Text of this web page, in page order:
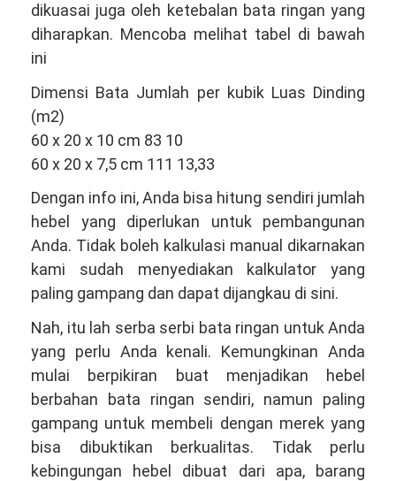
dikuasai juga oleh ketebalan bata ringan yang
diharapkan. Mencoba melihat tabel di bawah
ini
Dimensi Bata Jumlah per kubik Luas Dinding
(m2)
60 x 20 x 10 cm 83 10
60 x 20 x 7,5 cm 111 13,33
Dengan info ini, Anda bisa hitung sendiri jumlah
hebel yang diperlukan untuk pembangunan
Anda. Tidak boleh kalkulasi manual dikarnakan
kami sudah menyediakan kalkulator yang
paling gampang dan dapat dijangkau di sini.
Nah, itu lah serba serbi bata ringan untuk Anda
yang perlu Anda kenali. Kemungkinan Anda
mulai berpikiran buat menjadikan hebel
berbahan bata ringan sendiri, namun paling
gampang untuk membeli dengan merek yang
bisa dibuktikan berkualitas. Tidak perlu
kebingungan hebel dibuat dari apa, barang